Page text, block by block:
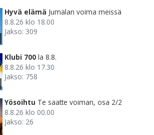
Hyvä elämä Jumalan voima meissä
8.8.26 klo 18.00
Jakso: 309
Klubi 700 la 8.8.
8.8.26 klo 17.30
Jakso: 758
Yösoihtu Te saatte voiman, osa 2/2
8.8.26 klo 00.00
Jakso: 26